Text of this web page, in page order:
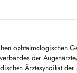
ophtalmologischen
der
Ärztesyndikat der